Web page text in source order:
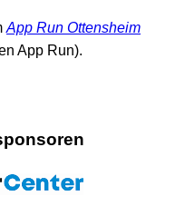
App Run Ottensheim
App Run).